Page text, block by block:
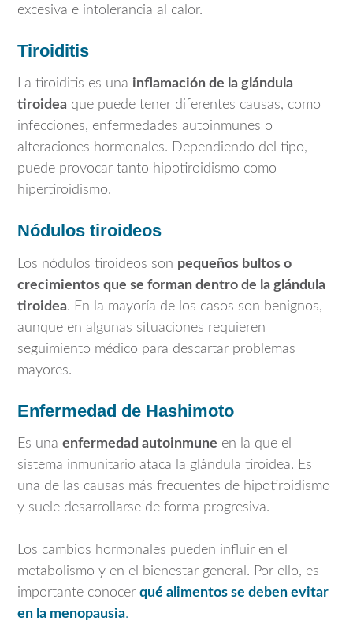
excesiva e intolerancia al calor.
Tiroiditis
La tiroiditis es una inflamación de la glándula
tiroidea que puede tener diferentes causas, como
infecciones, enfermedades autoinmunes o
alteraciones hormonales. Dependiendo del tipo,
puede provocar tanto hipotiroidismo como
hipertiroidismo.
Nódulos tiroideos
Los nódulos tiroideos son pequeños bultos o
crecimientos que se forman dentro de la glándula
tiroidea. En la mayoría de los casos son benignos,
aunque en algunas situaciones requieren
seguimiento médico para descartar problemas
mayores.
Enfermedad de Hashimoto
Es una enfermedad autoinmune en la que el
sistema inmunitario ataca la glándula tiroidea. Es
una de las causas más frecuentes de hipotiroidismo
y suele desarrollarse de forma progresiva.
Los cambios hormonales pueden influir en el
metabolismo y en el bienestar general. Por ello, es
importante conocer qué alimentos se deben evitar
en la menopausia.